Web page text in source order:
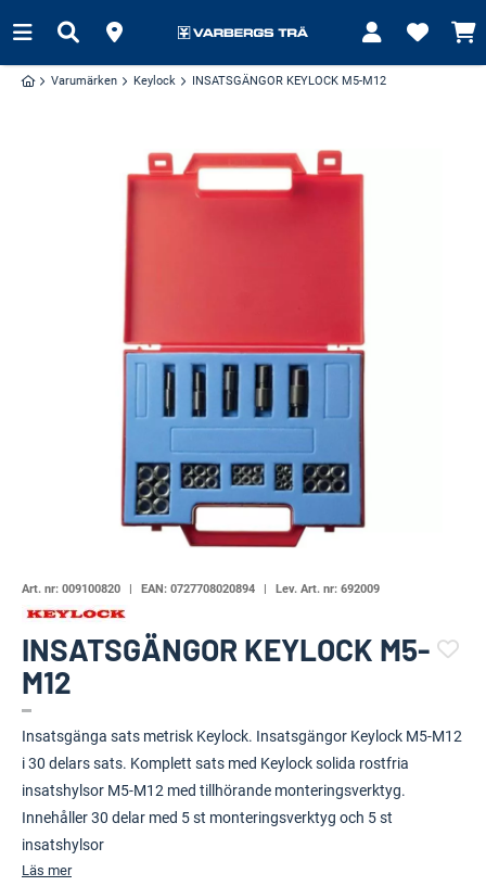
Varumärken Keylock INSATSGÄNGOR KEYLOCK M5-M12
Art. nr: 009100820 EAN: 0727708020894 Lev. Art. nr: 692009
INSATSGÄNGOR KEYLOCK M5-
M12
Insatsgänga sats metrisk Keylock. Insatsgängor Keylock M5-M12
i 30 delars sats. Komplett sats med Keylock solida rostfria
insatshylsor M5-M12 med tillhörande monteringsverktyg.
Innehåller 30 delar med 5 st monteringsverktyg och 5 st
insatshylsor
Läs mer